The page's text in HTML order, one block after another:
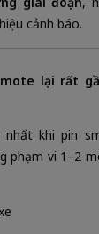
cảnh báo.
lại rất
khi pin
phạm vi 1–2